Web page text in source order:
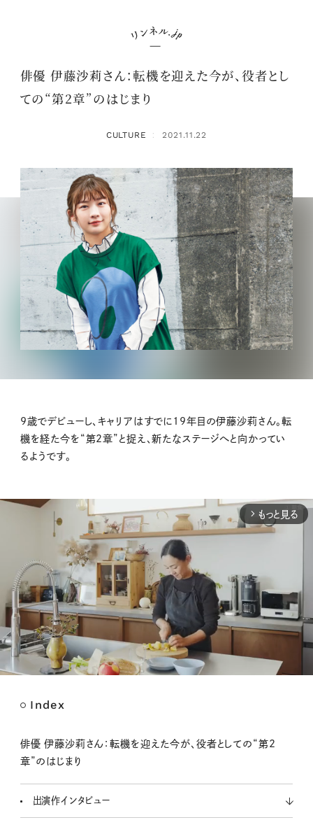
俳優 伊藤沙莉さん：転機を迎えた今が、役者とし
ての“第2章”のはじまり
CULTURE ： 2021.11.22
9歳でデビューし、キャリアはすでに19年目の伊藤沙莉さん。転
機を経た今を“第2章”と捉え、新たなステージへと向かってい
るようです。
arrow_forward_ios もっと見る
t
Index
俳優 伊藤沙莉さん：転機を迎えた今が、役者としての“第2
章”のはじまり
出演作インタビュー